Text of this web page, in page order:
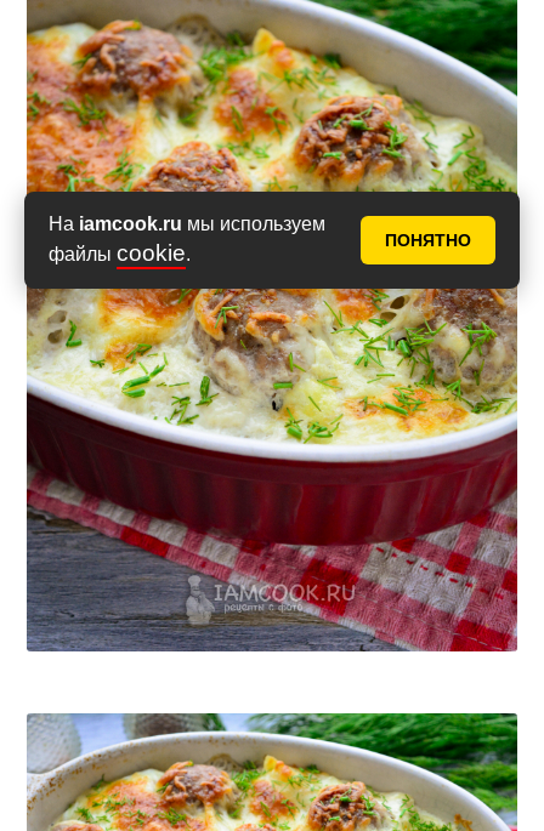
На iamcook.ru мы используем
файлы cookie.
ПОНЯТНО